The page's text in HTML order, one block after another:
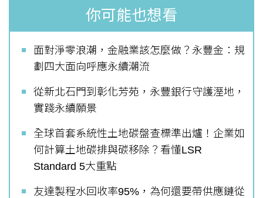
你可能也想看
面對淨零浪潮，金融業該怎麼做？永豐金：規
劃四大面向呼應永續潮流
從新北石門到彰化芳苑，永豐銀行守護溼地，
實踐永續願景
全球首套系統性土地碳盤查標準出爐！企業如
何計算土地碳排與碳移除？看懂LSR
Standard 5大重點
友達製程水回收率95%，為何還要帶供應鏈從